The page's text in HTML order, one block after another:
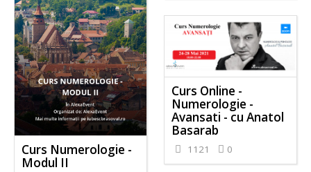
Curs Numerologie -
Modul II
Curs Online -
Numerologie -
Avansati - cu Anatol
Basarab
1121 0